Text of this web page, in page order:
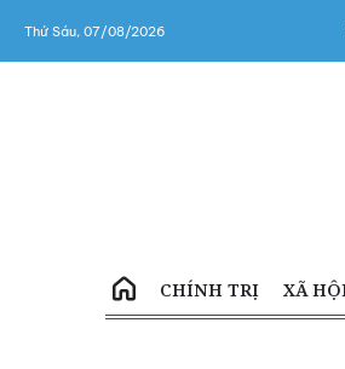
Thứ Sáu, 07/08/2026
CHÍNH TRỊ XÃ